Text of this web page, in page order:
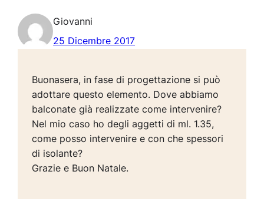
Giovanni
25 Dicembre 2017
Buonasera, in fase di progettazione si può
adottare questo elemento. Dove abbiamo
balconate già realizzate come intervenire?
Nel mio caso ho degli aggetti di ml. 1.35,
come posso intervenire e con che spessori
di isolante?
Grazie e Buon Natale.